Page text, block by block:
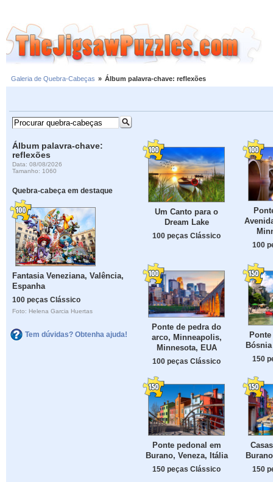
Galeria de Quebra-Cabeças » Álbum palavra-chave: reflexões
Álbum palavra-chave:
reflexões
Data: 08/08/2026
Tamanho: 1060
Quebra-cabeça em destaque
Fantasia Veneziana, Valência,
Espanha
100 peças Clássico
Foto: Helena Garcia Huertas
Tem dúvidas? Obtenha ajuda!
Um Canto para o
Dream Lake
100 peças Clássico
100
Ponte de pedra do
arco, Minneapolis,
Minnesota, EUA
100 peças Clássico 150
Ponte pedonal em
Burano, Veneza, Itália
150 peças Clássico 150